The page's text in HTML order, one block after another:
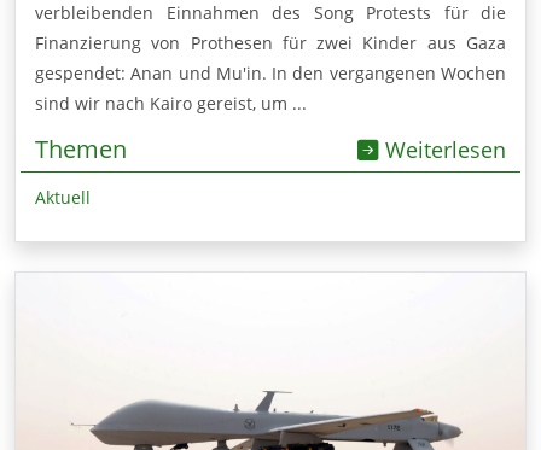
verbleibenden Einnahmen des Song Protests für die
Finanzierung von Prothesen für zwei Kinder aus Gaza
gespendet: Anan und Mu'in. In den vergangenen Wochen
sind wir nach Kairo gereist, um ...
Themen Weiterlesen
Aktuell